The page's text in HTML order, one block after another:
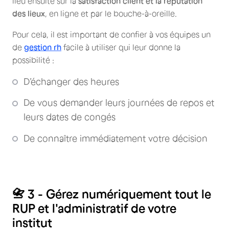
des lieux , en ligne et par le bouche-à-oreille.
Pour cela, il est important de confier à vos équipes un
de gestion rh facile à utiliser qui leur donne la
possibilité :
D’échanger des heures
De vous demander leurs journées de repos et
leurs dates de congés
De connaître immédiatement votre décision
📇 3 - Gérez numériquement tout le
RUP et l'administratif de votre
institut